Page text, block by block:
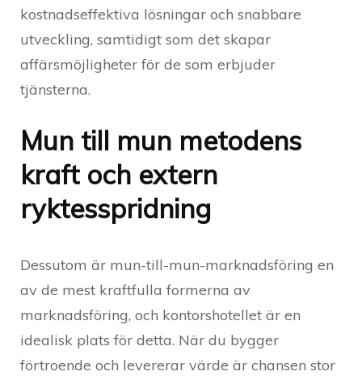
kostnadseffektiva lösningar och snabbare
utveckling, samtidigt som det skapar
affärsmöjligheter för de som erbjuder
tjänsterna.
Mun till mun metodens
kraft och extern
ryktesspridning
Dessutom är mun-till-mun-marknadsföring en
av de mest kraftfulla formerna av
marknadsföring, och kontorshotellet är en
idealisk plats för detta. När du bygger
förtroende och levererar värde är chansen stor